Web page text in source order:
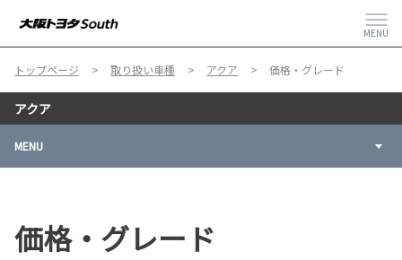
MENU
トップページ 取り扱い車種 アクア 価格・グレード
アクア
MENU
価格・グレード